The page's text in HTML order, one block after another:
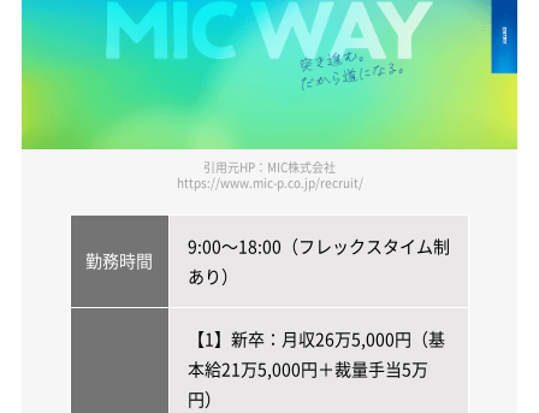
引用元HP：MIC株式会社
https://www.mic-p.co.jp/recruit/
勤務時間
9:00～18:00（フレックスタイム制
あり）
【1】新卒：月収26万5,000円（基
本給21万5,000円＋裁量手当5万
円）